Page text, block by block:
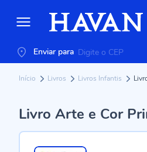
Enviar para
Início Livros Livros Infantis
Livro Arte e Cor